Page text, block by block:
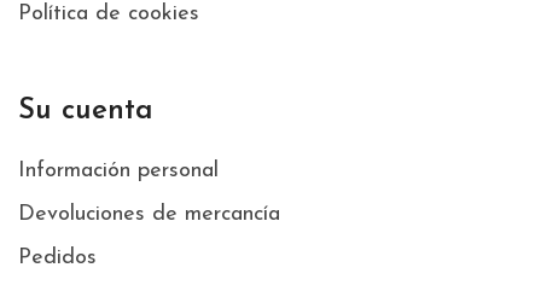
Política de cookies
Su cuenta
Información personal
Devoluciones de mercancía
Pedidos